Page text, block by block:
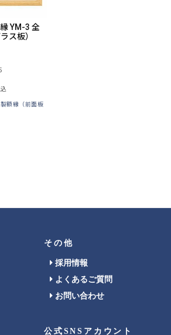
YM-3 全
ス板）
額縁（前面板
その他
採用情報
よくあるご質問
お問い合わせ
公式SNSアカウント